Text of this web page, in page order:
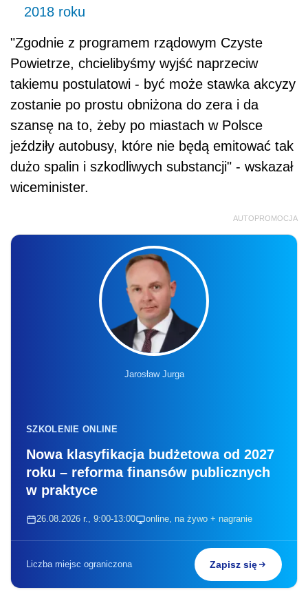
2018 roku
"Zgodnie z programem rządowym Czyste
Powietrze, chcielibyśmy wyjść naprzeciw
takiemu postulatowi - być może stawka akcyzy
zostanie po prostu obniżona do zera i da
szansę na to, żeby po miastach w Polsce
jeździły autobusy, które nie będą emitować tak
dużo spalin i szkodliwych substancji" - wskazał
wiceminister.
AUTOPROMOCJA
Jarosław Jurga
SZKOLENIE ONLINE
Nowa klasyfikacja budżetowa od 2027
roku – reforma finansów publicznych
w praktyce
26.08.2026 r., 9:00-13:00 online, na żywo + nagranie
Liczba miejsc ograniczona Zapisz się